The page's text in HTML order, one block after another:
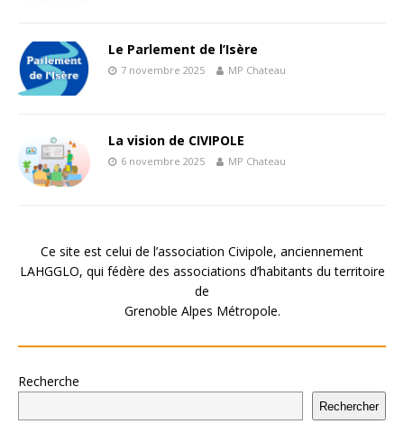
Le Parlement de l’Isère
7 novembre 2025 MP Chateau
La vision de CIVIPOLE
6 novembre 2025 MP Chateau
Ce site est celui de l’association Civipole, anciennement
LAHGGLO, qui fédère des associations d’habitants du territoire
de
Grenoble Alpes Métropole.
Recherche
Rechercher